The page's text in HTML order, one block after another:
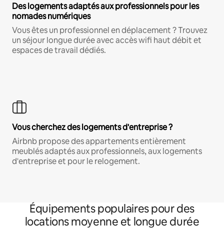
Des logements adaptés aux professionnels pour les
nomades numériques
Vous êtes un professionnel en déplacement ? Trouvez
un séjour longue durée avec accès wifi haut débit et
espaces de travail dédiés.
Vous cherchez des logements d'entreprise ?
Airbnb propose des appartements entièrement
meublés adaptés aux professionnels, aux logements
d'entreprise et pour le relogement.
Équipements populaires pour des
locations moyenne et longue durée